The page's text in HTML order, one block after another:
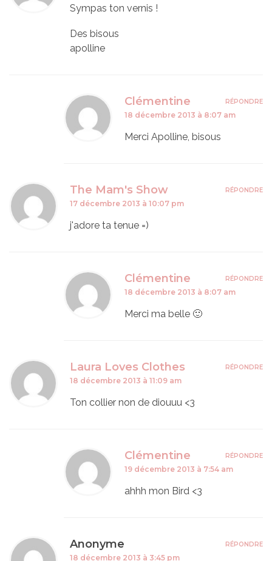
Sympas ton vernis !
Des bisous
apolline
Clémentine
18 décembre 2013 à 8:07 am
Merci Apolline, bisous
RÉPONDRE
The Mam's Show
17 décembre 2013 à 10:07 pm
j'adore ta tenue =)
RÉPONDRE
Clémentine
18 décembre 2013 à 8:07 am
Merci ma belle 🙂
RÉPONDRE
Laura Loves Clothes
18 décembre 2013 à 11:09 am
Ton collier non de diouuu <3
RÉPONDRE
Clémentine
19 décembre 2013 à 7:54 am
ahhh mon Bird <3
RÉPONDRE
Anonyme
18 décembre 2013 à 3:45 pm
RÉPONDRE